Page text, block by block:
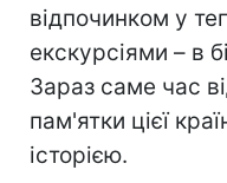
відпочинком у
екскурсіями – в
Зараз саме час
пам'ятки цієї
історією.